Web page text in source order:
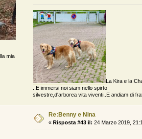
mia
La Kira e la
..E immersi noi siam nello spirto
silvestre,d'arborea vita viventi..E andiam di
Re:Benny e Nina
« Risposta #43 il: 24 Marzo 2019,